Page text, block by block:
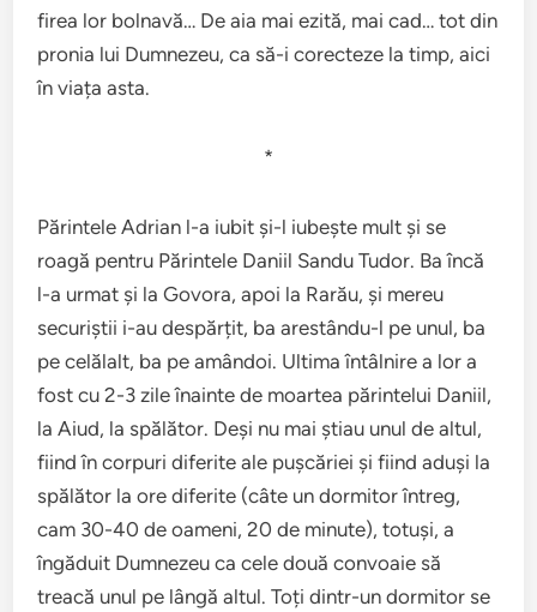
firea lor bolnavă… De aia mai ezită, mai cad… tot din
pronia lui Dumnezeu, ca să-i corecteze la timp, aici
în viața asta.
*
Părintele Adrian l-a iubit și-l iubește mult și se
roagă pentru Părintele Daniil Sandu Tudor. Ba încă
l-a urmat și la Govora, apoi la Rarău, și mereu
securiștii i-au despărțit, ba arestându-l pe unul, ba
pe celălalt, ba pe amândoi. Ultima întâlnire a lor a
fost cu 2-3 zile înainte de moartea părintelui Daniil,
la Aiud, la spălător. Deși nu mai știau unul de altul,
fiind în corpuri diferite ale pușcăriei și fiind aduși la
spălător la ore diferite (câte un dormitor întreg,
cam 30-40 de oameni, 20 de minute), totuși, a
îngăduit Dumnezeu ca cele două convoaie să
treacă unul pe lângă altul. Toți dintr-un dormitor se